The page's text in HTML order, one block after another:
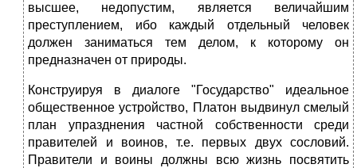
высшее, недопустим, является величайшим
преступлением, ибо каждый отдельный человек
должен заниматься тем делом, к которому он
предназначен от природы.
Конструируя в диалоге "Государство" идеальное
общественное устройство, Платон выдвинул смелый
план упразднения частной собственности среди
правителей и воинов, т.е. первых двух сословий.
Правители и воины должны всю жизнь посвятить